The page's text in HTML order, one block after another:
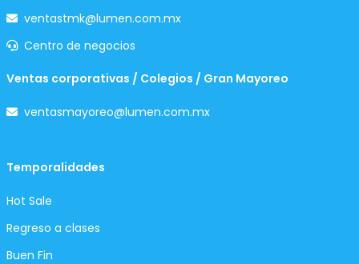
ventastmk@lumen.com.mx
Centro de negocios
Ventas corporativas / Colegios / Gran Mayoreo
ventasmayoreo@lumen.com.mx
Temporalidades
Hot Sale
Regreso a clases
Buen Fin